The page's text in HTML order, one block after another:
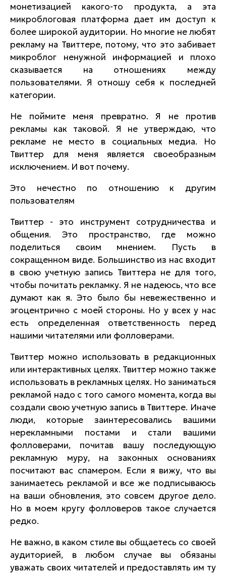
монетизацией какого-то продукта, а эта
микроблоговая платформа дает им доступ к
более широкой аудитории. Но многие не любят
рекламу на Твиттере, потому, что это забивает
микроблог ненужной информацией и плохо
сказывается на отношениях между
пользователями. Я отношу себя к последней
категории.
Не поймите меня превратно. Я не против
рекламы как таковой. Я не утверждаю, что
рекламе не место в социальных медиа. Но
Твиттер для меня является своеобразным
исключением. И вот почему.
Это нечестно по отношению к другим
пользователям
Твиттер - это инструмент сотрудничества и
общения. Это пространство, где можно
поделиться своим мнением. Пусть в
сокращенном виде. Большинство из нас входит
в свою учетную запись Твиттера не для того,
чтобы почитать рекламку. Я не надеюсь, что все
думают как я. Это было бы невежественно и
эгоцентрично с моей стороны. Но у всех у нас
есть определенная ответственность перед
нашими читателями или фолловерами.
Твиттер можно использовать в редакционных
или интерактивных целях. Твиттер можно также
использовать в рекламных целях. Но заниматься
рекламой надо с того самого момента, когда вы
создали свою учетную запись в Твиттере. Иначе
люди, которые заинтересовались вашими
нерекламными постами и стали вашими
фолловерами, почитав вашу последующую
рекламную муру, на законных основаниях
посчитают вас спамером. Если я вижу, что вы
занимаетесь рекламой и все же подписываюсь
на ваши обновления, это совсем другое дело.
Но в моем кругу фолловеров такое случается
редко.
Не важно, в каком стиле вы общаетесь со своей
аудиторией, в любом случае вы обязаны
уважать своих читателей и предоставлять им ту